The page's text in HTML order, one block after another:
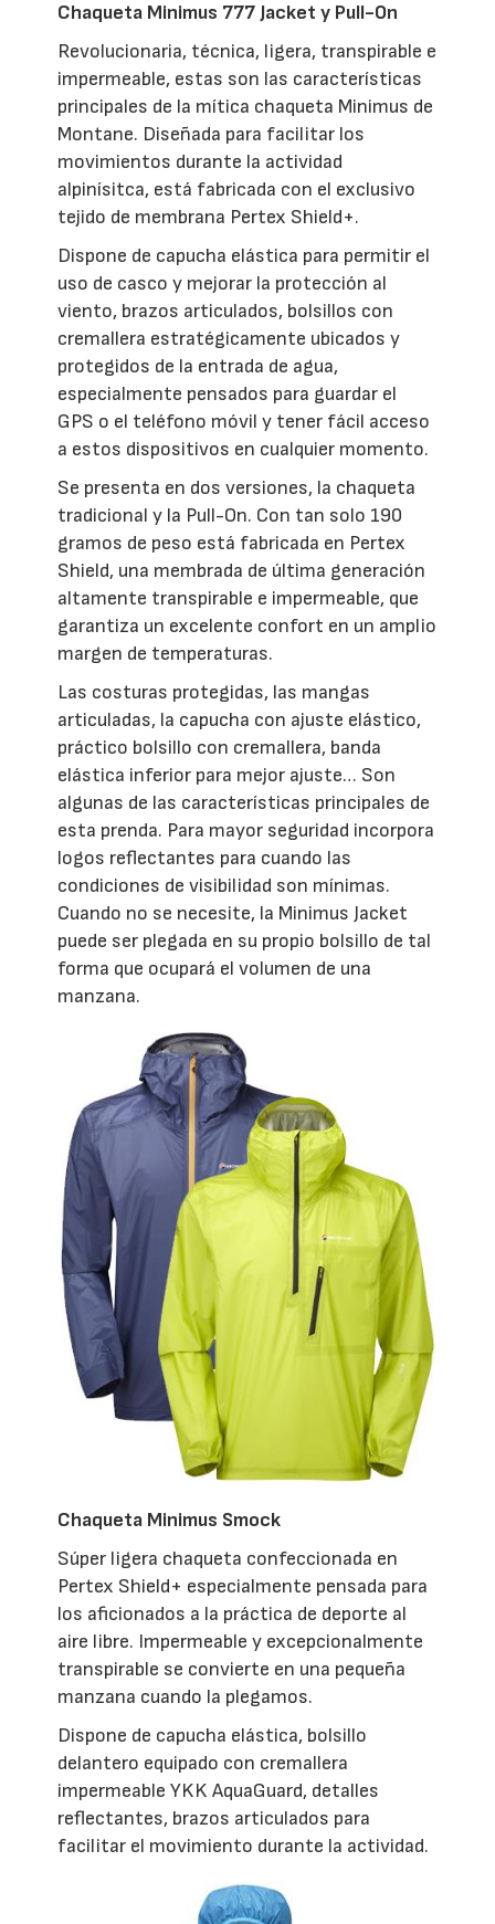
Chaqueta Minimus 777 Jacket y Pull-On
Revolucionaria, técnica, ligera, transpirable e
impermeable, estas son las características
principales de la mítica chaqueta Minimus de
Montane. Diseñada para facilitar los
movimientos durante la actividad
alpinísitca, está fabricada con el exclusivo
tejido de membrana Pertex Shield+.
Dispone de capucha elástica para permitir el
uso de casco y mejorar la protección al
viento, brazos articulados, bolsillos con
cremallera estratégicamente ubicados y
protegidos de la entrada de agua,
especialmente pensados para guardar el
GPS o el teléfono móvil y tener fácil acceso
a estos dispositivos en cualquier momento.
Se presenta en dos versiones, la chaqueta
tradicional y la Pull-On. Con tan solo 190
gramos de peso está fabricada en Pertex
Shield, una membrada de última generación
altamente transpirable e impermeable, que
garantiza un excelente confort en un amplio
margen de temperaturas.
Las costuras protegidas, las mangas
articuladas, la capucha con ajuste elástico,
práctico bolsillo con cremallera, banda
elástica inferior para mejor ajuste… Son
algunas de las características principales de
esta prenda. Para mayor seguridad incorpora
logos reflectantes para cuando las
condiciones de visibilidad son mínimas.
Cuando no se necesite, la Minimus Jacket
puede ser plegada en su propio bolsillo de tal
forma que ocupará el volumen de una
manzana.
Chaqueta Minimus Smock
Súper ligera chaqueta confeccionada en
Pertex Shield+ especialmente pensada para
los aficionados a la práctica de deporte al
aire libre. Impermeable y excepcionalmente
transpirable se convierte en una pequeña
manzana cuando la plegamos.
Dispone de capucha elástica, bolsillo
delantero equipado con cremallera
impermeable YKK AquaGuard, detalles
reflectantes, brazos articulados para
facilitar el movimiento durante la actividad.